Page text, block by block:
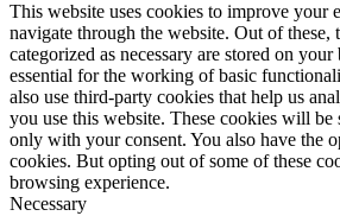
This website uses cookies to improve your
navigate through the website. Out of these,
categorized as necessary are stored on
essential for the working of basic
also use third-party cookies that help us
you use this website. These cookies will
only with your consent. You also have the
cookies. But opting out of some of these
browsing experience.
Necessary